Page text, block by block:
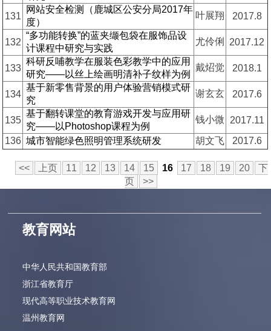
131
网站安全检测（鹿城区公安分局2017年
度）
叶展翔 2017.8
132
“多功能转换”的蓝夹缬包袋在服饰品设
计课程中研究与实践
尤伶俐 2017.12
133
科研反哺教学在服装色彩教学中的应用
研究——以丝上绘画明清补子纹样为例
戴炤觉 2018.1
134
基于新零售背景的用户体验营销模式研
究
谢玄玄 2017.6
135
基于翻转课堂的教育游戏开发与应用研
究——以Photoshop课程为例
钱小微
2017.11
136 城市智能绿色照明管理系统研发 胡文飞 2017.6
<< 上页 11 12 13 14 15 16 17 18 19 20
下
页
>>
教育网站
中华人民共和国教育部
浙江省教育厅
现代高等职业技术教育网
温州教育网